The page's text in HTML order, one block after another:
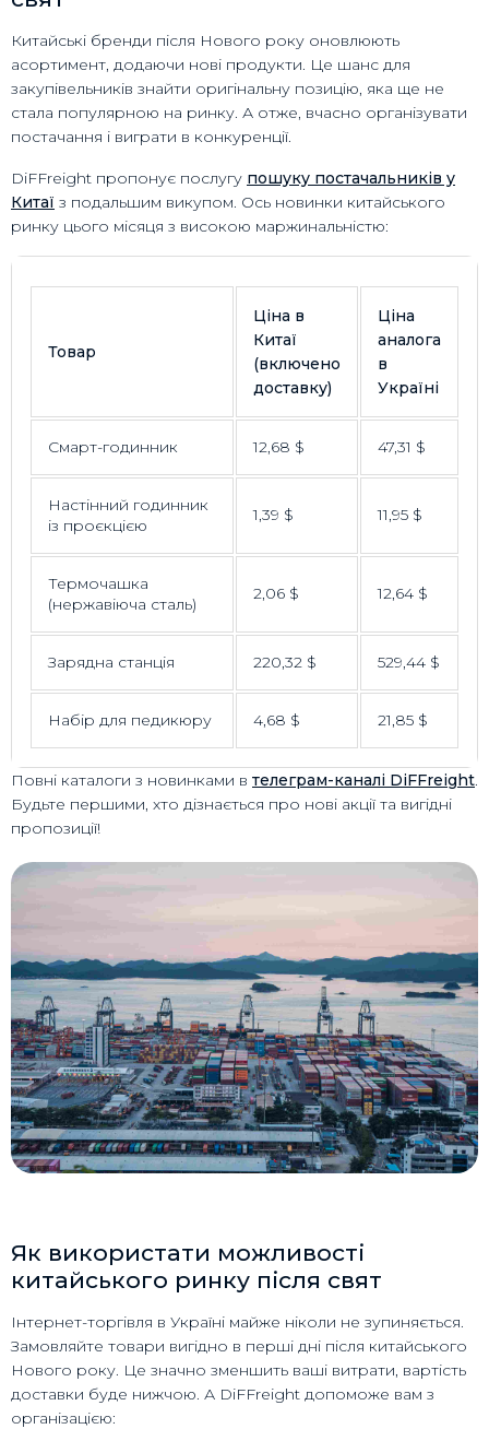
Китайські бренди після Нового року оновлюють
асортимент, додаючи нові продукти. Це шанс для
закупівельників знайти оригінальну позицію, яка ще не
стала популярною на ринку. А отже, вчасно організувати
постачання і виграти в конкуренції.
DiFFreight пропонує послугу пошуку постачальників у
Китаї з подальшим викупом. Ось новинки китайського
ринку цього місяця з високою маржинальністю:
Товар
Ціна в
Китаї
(включено
доставку)
Ціна
аналога
в
Україні
Смарт-годинник 12,68 $ 47,31 $
Настінний годинник
із проєкцією
1,39 $ 11,95 $
Термочашка
(нержавіюча сталь)
2,06 $ 12,64 $
Зарядна станція 220,32 $ 529,44 $
Набір для педикюру 4,68 $ 21,85 $
Повні каталоги з новинками в телеграм-каналі DiFFreight.
Будьте першими, хто дізнається про нові акції та вигідні
пропозиції!
Як використати можливості
китайського ринку після свят
Інтернет-торгівля в Україні майже ніколи не зупиняється.
Замовляйте товари вигідно в перші дні після китайського
Нового року. Це значно зменшить ваші витрати, вартість
доставки буде нижчою. А DiFFreight допоможе вам з
організацією: